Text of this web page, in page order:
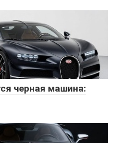
черная машина: